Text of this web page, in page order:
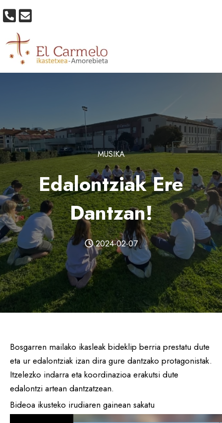
MUSIKA
Edalontziak Ere
Dantzan!
2024-02-07
Bosgarren mailako ikasleak bideklip berria prestatu dute
eta ur edalontziak izan dira gure dantzako protagonistak.
Itzelezko indarra eta koordinazioa erakutsi dute
edalontzi artean dantzatzean.
Bideoa ikusteko irudiaren gainean sakatu